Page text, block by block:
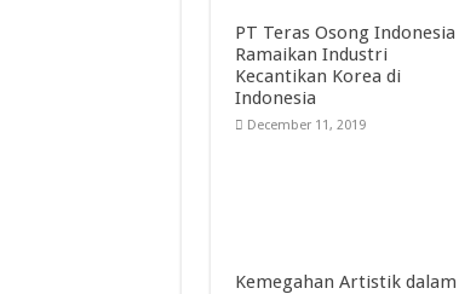
PT Teras Osong Indonesia
Ramaikan Industri
Kecantikan Korea di
Indonesia
December 11, 2019
Kemegahan Artistik dalam